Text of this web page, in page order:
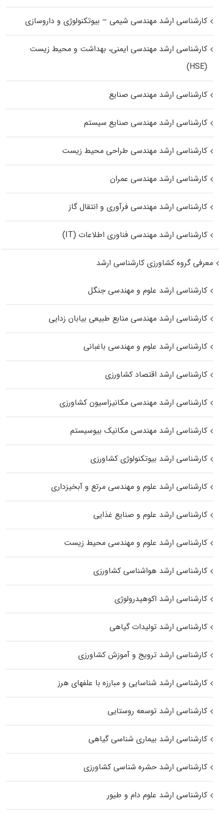
کارشناسی ارشد مهندسی شیمی – بیوتکنولوژی و داروسازی
کارشناسی ارشد مهندسی ایمنی، بهداشت و محیط زیست
(HSE)
کارشناسی ارشد مهندسی صنایع
کارشناسی ارشد مهندسی صنایع سیستم
کارشناسی ارشد مهندسی طراحی محیط زیست
کارشناسی ارشد مهندسی عمران
کارشناسی ارشد مهندسی فرآوری و انتقال گاز
کارشناسی ارشد مهندسی فناوری اطلاعات (IT)
معرفی گروه کشاورزی کارشناسی ارشد
کارشناسی ارشد علوم و مهندسی جنگل
کارشناسی ارشد مهندسی منابع طبیعی بیابان زدایی
کارشناسی ارشد علوم و مهندسی باغبانی
کارشناسی ارشد اقتصاد کشاورزی
کارشناسی ارشد مهندسی مکانیزاسیون کشاورزی
کارشناسی ارشد مهندسی مکانیک بیوسیستم
کارشناسی ارشد بیوتکنولوژی کشاورزی
کارشناسی ارشد علوم و مهندسی مرتع و آبخیزداری
کارشناسی ارشد علوم و صنایع غذایی
کارشناسی ارشد علوم و مهندسی محیط زیست
کارشناسی ارشد هواشناسی کشاورزی
کارشناسی ارشد اکوهیدرولوژی
کارشناسی ارشد تولیدات گیاهی
کارشناسی ارشد ترویج و آموزش کشاورزی
کارشناسی ارشد شناسایی و مبارزه با علفهای هرز
کارشناسی ارشد توسعه روستایی
کارشناسی ارشد بیماری‌ شناسی گیاهی
کارشناسی ارشد حشره‌ شناسی کشاورزی
کارشناسی ارشد علوم دام و طیور